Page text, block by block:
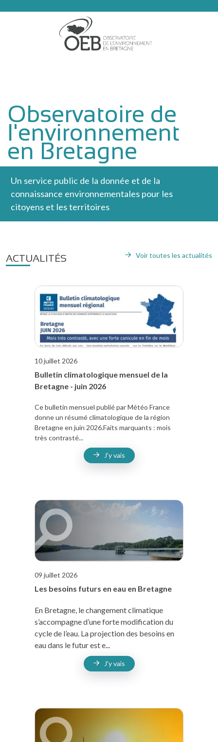
Observatoire de
l'environnement
en Bretagne
Un service public de la donnée et de la
connaissance environnementales pour les
citoyens et les territoires
ACTUALITÉS Voir toutes les actualités
10 juillet 2026
Bulletin climatologique mensuel de la
Bretagne - juin 2026
Ce bulletin mensuel publié par Météo France
donne un résumé climatologique de la région
Bretagne en juin 2026.Faits marquants : mois
très contrasté...
J'y vais
09 juillet 2026
Les besoins futurs en eau en Bretagne
En Bretagne, le changement climatique
s’accompagne d’une forte modification du
cycle de l’eau. La projection des besoins en
eau dans le futur est e...
J'y vais